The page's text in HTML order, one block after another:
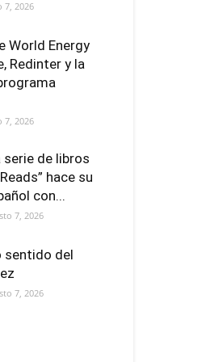
7, 2026
World Energy
Redinter y la
7, 2026
serie de libros
hace su
con...
7, 2026
sentido del
7, 2026